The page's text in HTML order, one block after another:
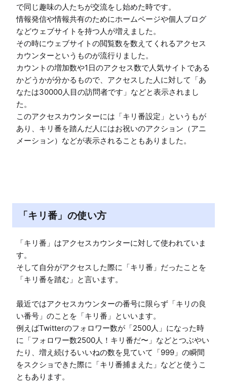
で同じ趣味の人たちが交流をし始めた時です。
情報発信や情報共有のためにホームページや個人ブログ
などウェブサイトを持つ人が増えました。
その時にウェブサイトの閲覧数を数えてくれるアクセス
カウンターというものが流行りました。
カウントの増加数や1日のアクセス数で人気サイトである
かどうかが分かるもので、アクセスした人に対して「あ
なたは30000人目の訪問者です」などと表示されまし
た。
このアクセスカウンターには「キリ番設定」というもが
あり、キリ番を踏んだ人にはお祝いのアクション（アニ
「キリ番」の使い方
「キリ番」はアクセスカウンターに対して使われていま
す。
そして自分がアクセスした際に「キリ番」だったことを
「キリ番を踏む」と言います。
最近ではアクセスカウンターの番号に限らず「キリの良
い番号」のことを「キリ番」といいます。
例えばTwitterのフォロワー数が「2500人」になった時
に「フォロワー数2500人！キリ番だ〜」などとつぶやい
たり、増え続けるいいねの数を見ていて「999」の瞬間
をスクショできた際に「キリ番捕まえた」などと使うこ
ともあります。